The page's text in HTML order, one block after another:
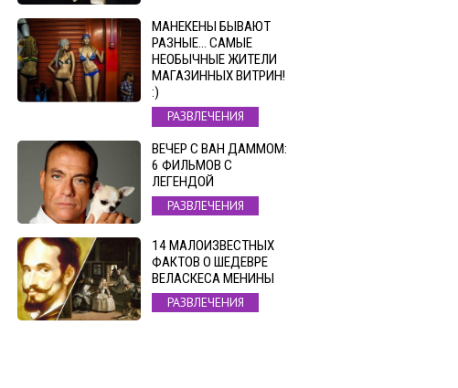
МАНЕКЕНЫ БЫВАЮТ
РАЗНЫЕ… САМЫЕ
НЕОБЫЧНЫЕ ЖИТЕЛИ
МАГАЗИННЫХ ВИТРИН!
:)
РАЗВЛЕЧЕНИЯ
ВЕЧЕР С ВАН ДАММОМ:
6 ФИЛЬМОВ С
ЛЕГЕНДОЙ
РАЗВЛЕЧЕНИЯ
14 МАЛОИЗВЕСТНЫХ
ФАКТОВ О ШЕДЕВРЕ
ВЕЛАСКЕСА МЕНИНЫ
РАЗВЛЕЧЕНИЯ